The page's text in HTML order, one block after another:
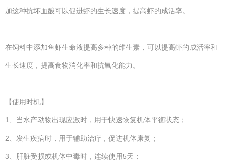
加这种抗坏血酸可以促进虾的生长速度，提高虾的成活率。
在饲料中添加鱼虾生命液提高多种的维生素，可以提高虾的成活率和
生长速度，提高食物消化率和抗氧化能力。
【使用时机】
1、当水产动物出现应激时，用于快速恢复机体平衡状态；
2、发生疾病时，用于辅助治疗，促进机体康复；
3、肝脏受损或机体中毒时，连续使用5天；